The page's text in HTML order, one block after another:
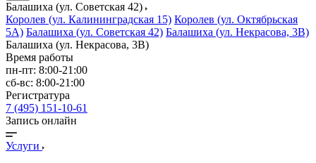
Балашиха (ул. Советская 42)
Королев (ул. Калининградская 15) Королев (ул. Октябрьская
5А) Балашиха (ул. Советская 42) Балашиха (ул. Некрасова, 3В)
Балашиха (ул. Некрасова, 3В)
Время работы
пн-пт: 8:00-21:00
сб-вс: 8:00-21:00
Регистратура
7 (495) 151-10-61
Запись онлайн
Услуги